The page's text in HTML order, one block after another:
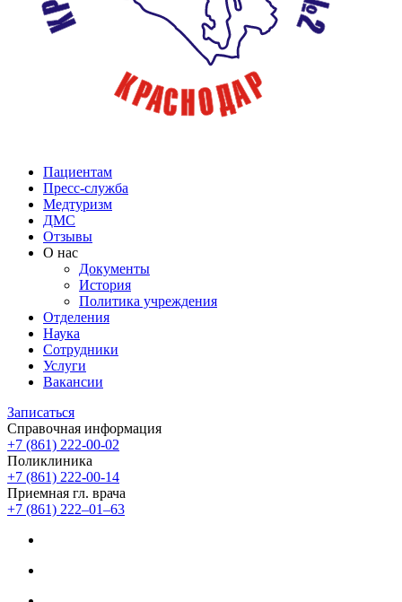
Пациентам
Пресс-служба
Медтуризм
ДМС
Отзывы
О нас
Документы
История
Политика учреждения
Отделения
Наука
Сотрудники
Услуги
Вакансии
Записаться
Справочная информация
+7 (861) 222-00-02
Поликлиника
+7 (861) 222-00-14
Приемная гл. врача
+7 (861) 222‒01‒63